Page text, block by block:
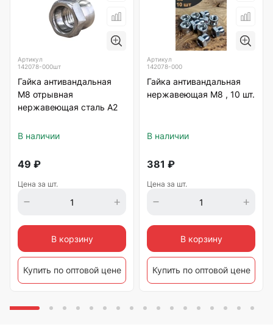
Артикул
142078-000шт
Гайка антивандальная
М8 отрывная
нержавеющая сталь А2
В наличии
49 ₽
Цена за шт.
В корзину
Купить по оптовой цене
Артикул
142078-000
Гайка антивандальная
нержавеющая М8 , 10 шт.
В наличии
381 ₽
Цена за шт.
В корзину
Купить по оптовой цене